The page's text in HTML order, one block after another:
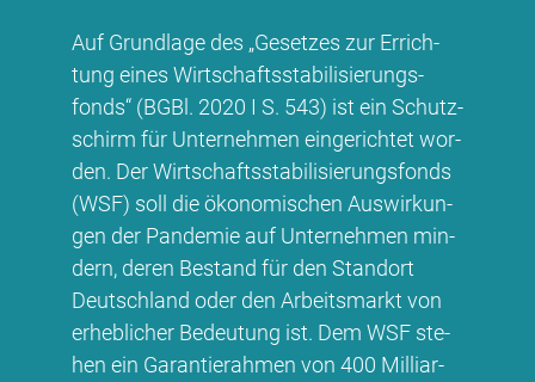
Auf Grund­la­ge des „Ge­set­zes zur Er­rich­
tung ei­nes Wirt­schafts­sta­bi­li­sie­rungs­
fonds“ (BG­Bl. 2020 I S. 543) ist ein Schutz­
schirm für Un­ter­neh­men ein­ge­rich­tet wor­
den. Der Wirt­schafts­sta­bi­li­sie­rungs­fonds
(WSF) soll die öko­no­mi­schen Aus­wir­kun­
gen der Pan­de­mie auf Un­ter­neh­men min­
dern, de­ren Be­stand für den Stand­ort
Deutsch­land oder den Ar­beits­markt von
er­heb­li­cher Be­deu­tung ist. Dem WSF ste­
hen ein Ga­ran­tie­rah­men von 400 Mil­li­ar­